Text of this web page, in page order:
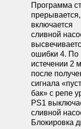
Программа
прерывается,
включается
сливной
ошибки 4. По
истечении 2
после
сигнала
бак» с репе
PS1
сливной
Блокировка